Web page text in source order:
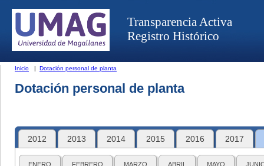
Transparencia Activa
Registro Histórico
Inicio | Dotación personal de planta
Dotación personal de planta
2012 2013 2014 2015 2016 2017
ENERO FEBRERO MARZO ABRIL MAYO